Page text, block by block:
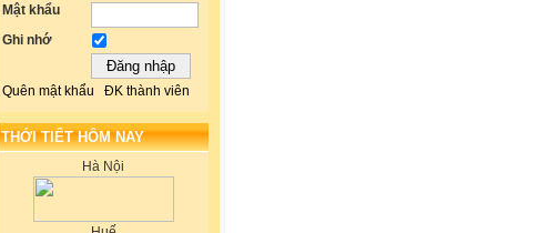
Mật khẩu
Ghi nhớ
Quên mật khẩu ĐK thành viên
THỚI TIẾT HÔM NAY
Hà Nội